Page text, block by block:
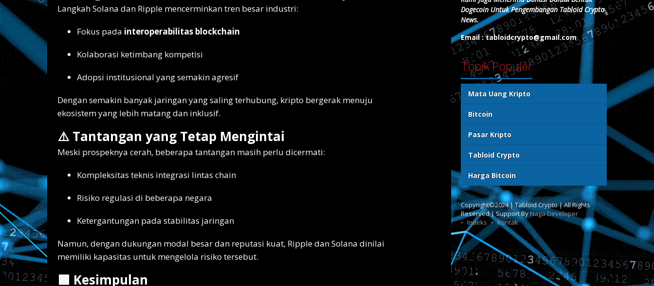
Langkah Solana dan Ripple mencerminkan tren besar industri:
Fokus pada interoperabilitas blockchain
Kolaborasi ketimbang kompetisi
Adopsi institusional yang semakin agresif
Dengan semakin banyak jaringan yang saling terhubung, kripto bergerak menuju
ekosistem yang lebih matang dan inklusif.
⚠️ Tantangan yang Tetap Mengintai
Meski prospeknya cerah, beberapa tantangan masih perlu dicermati:
Kompleksitas teknis integrasi lintas chain
Risiko regulasi di beberapa negara
Ketergantungan pada stabilitas jaringan
Namun, dengan dukungan modal besar dan reputasi kuat, Ripple dan Solana dinilai
memiliki kapasitas untuk mengelola risiko tersebut.
🟩 Kesimpulan
Dogecoin Untuk Pengembangan Tabloid Crypto
News.
Email : tabloidcrypto@gmail.com
Topik Populer
Mata Uang Kripto
Bitcoin
Pasar Kripto
Tabloid Crypto
Harga Bitcoin
Copyright©2024 | Tabloid Crypto | All Rights
Reserved | Support ByNaga Developer
Indeks
Kontak